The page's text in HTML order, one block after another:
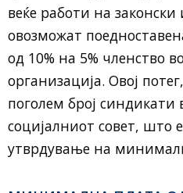
веќе работи на
овозможат
од 10% на 5% членство
организација. Овој
поголем број синдикати
социјалниот совет, што
утврдување на